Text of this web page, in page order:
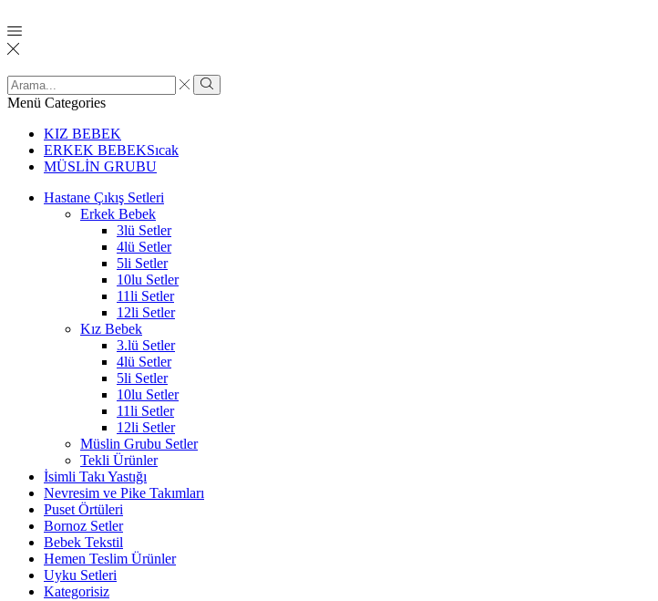
Menü Categories
KIZ BEBEK
ERKEK BEBEKSıcak
MÜSLİN GRUBU
Hastane Çıkış Setleri
Erkek Bebek
3lü Setler
4lü Setler
5li Setler
10lu Setler
11li Setler
12li Setler
Kız Bebek
3.lü Setler
4lü Setler
5li Setler
10lu Setler
11li Setler
12li Setler
Müslin Grubu Setler
Tekli Ürünler
İsimli Takı Yastığı
Nevresim ve Pike Takımları
Puset Örtüleri
Bornoz Setler
Bebek Tekstil
Hemen Teslim Ürünler
Uyku Setleri
Kategorisiz